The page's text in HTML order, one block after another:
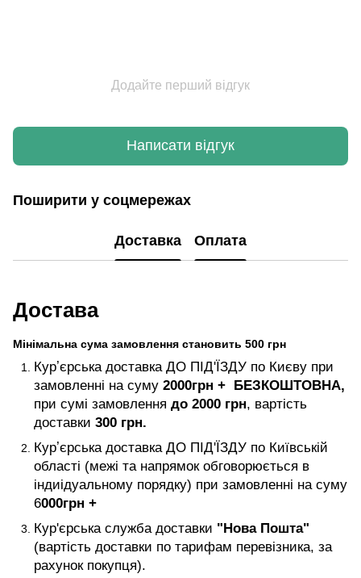
Додайте перший відгук
Написати відгук
Поширити у соцмережах
Доставка Оплата
Достава
Мінімальна сума замовлення становить 500 грн
Курʼєрська доставка ДО ПІД'ЇЗДУ по Києву при
замовленні на суму 2000грн + БЕЗКОШТОВНА,
при сумі замовлення до 2000 грн, вартість
доставки 300 грн.
Курʼєрська доставка ДО ПІД'ЇЗДУ по Київській
області (межі та напрямок обговорюється в
індиідуальному порядку) при замовленні на суму
6000грн +
Кур'єрська служба доставки "Нова Пошта"
(вартість доставки по тарифам перевізника, за
рахунок покупця).